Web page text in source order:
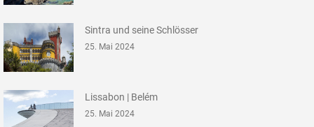
Sintra und seine Schlösser
25. Mai 2024
Lissabon | Belém
25. Mai 2024